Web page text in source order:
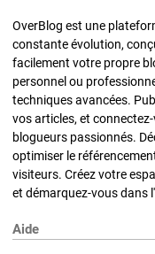
OverBlog est une
constante évolution,
facilement votre propre
personnel ou
techniques avancées.
vos articles, et
blogueurs passionnés.
optimiser le
visiteurs. Créez votre
et démarquez-vous dans
Aide